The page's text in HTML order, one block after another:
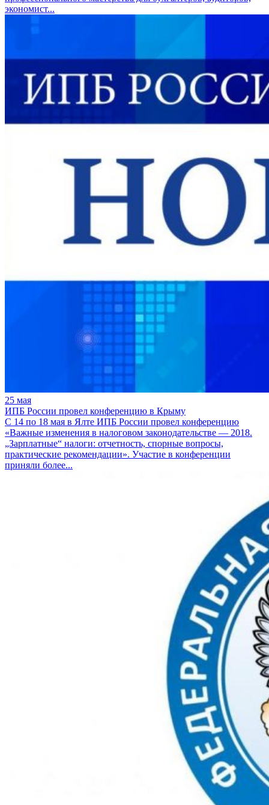
экономист...
25 мая
ИПБ России провел конференцию в Крыму
С 14 по 18 мая в Ялте ИПБ России провел конференцию
«Важные изменения в налоговом законодательстве — 2018.
„Зарплатные“ налоги: отчетность, спорные вопросы,
практические рекомендации». Участие в конференции
приняли более...